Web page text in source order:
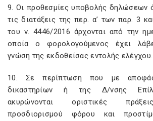
9. Οι προθεσμίες υποβολής δηλώσεων
τις διατάξεις της περ. α’ των παρ. 3
του ν. 4446/2016 άρχονται από την
οποία ο φορολογούμενος έχει
γνώση της εκδοθείσας εντολής ελέγχου.
10. Σε περίπτωση που με
δικαστηρίων ή της Δ/νσης
ακυρώνονται οριστικές
προσδιορισμού φόρου και